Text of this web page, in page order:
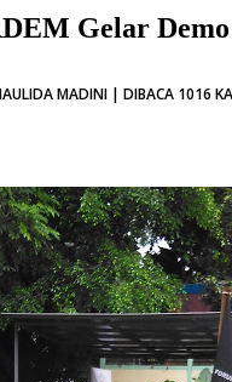
Gelar Demo
MADINI | DIBACA 1016